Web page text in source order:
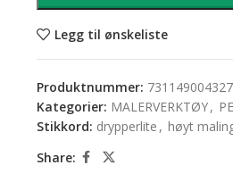
Legg til ønskeliste
Produktnummer:
Kategorier: MALERVERKTØY,
Stikkord: drypperlite , høyt
Share: